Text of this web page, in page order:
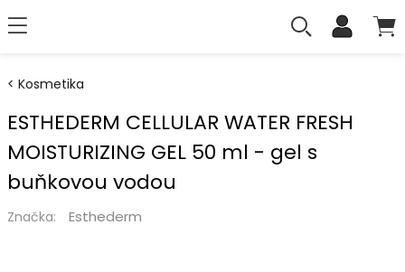
Kosmetika
ESTHEDERM CELLULAR WATER FRESH
MOISTURIZING GEL 50 ml - gel s
buňkovou vodou
Značka: Esthederm